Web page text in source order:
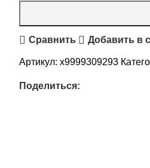
Сравнить Добавить в
Артикул: х9999309293
Поделиться: